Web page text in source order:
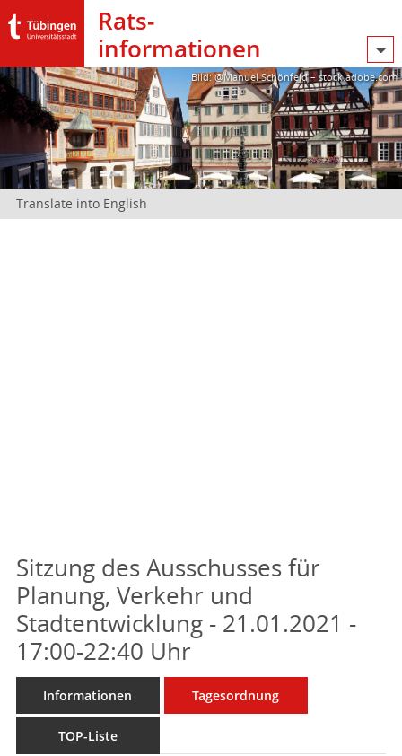
Rats­
informationen
Bild: @Manuel Schönfeld – stock.adobe.com
Translate into English
Sitzung des Ausschusses für
Planung, Verkehr und
Stadtentwicklung - 21.01.2021 -
17:00-22:40 Uhr
Informationen Tagesordnung
TOP-Liste